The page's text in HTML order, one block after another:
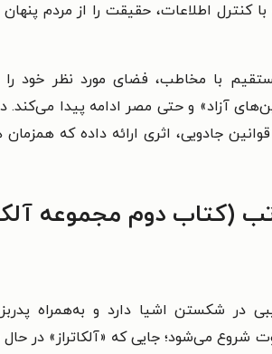
کنترل اطلاعات، حقیقت را از مردم
با مخاطب، فضای مورد نظر خود
آزاد» و حتی مصر ادامه پیدا می‌کند.
جادویی، اثری ارائه داده که همزمان
(کتاب دوم مجموعه
در شکستن اشیا دارد و به‌همراه
شروع می‌شود؛ جایی که «آلکاتراز» در